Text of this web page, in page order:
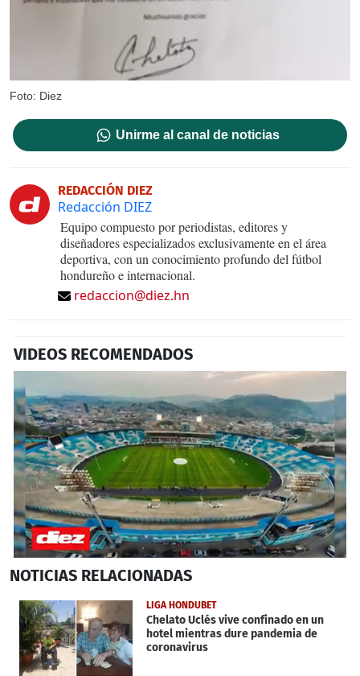
Foto: Diez
Unirme al canal de noticias
REDACCIÓN DIEZ
Redacción DIEZ
Equipo compuesto por periodistas, editores y
diseñadores especializados exclusivamente en el área
deportiva, con un conocimiento profundo del fútbol
hondureño e internacional.
redaccion@diez.hn
VIDEOS RECOMENDADOS
seconds
2
minutes,
51
seconds
NOTICIAS RELACIONADAS
LIGA HONDUBET
Chelato Uclés vive confinado en un
hotel mientras dure pandemia de
coronavirus